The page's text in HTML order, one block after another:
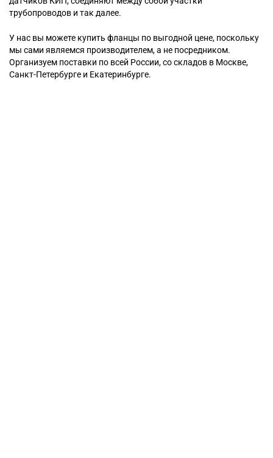
трубопроводов и так далее.
У нас вы можете купить фланцы по выгодной цене, поскольку
мы сами являемся производителем, а не посредником.
Организуем поставки по всей России, со складов в Москве,
Санкт-Петербурге и Екатеринбурге.